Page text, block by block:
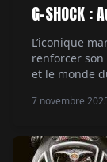
G-SHOCK
L’iconique
renforcer
et le monde
musicale
de la Batte.
7 novembre